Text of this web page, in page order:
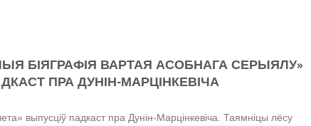
БІЯГРАФІЯ ВАРТАЯ АСОБНАГА СЕРЫЯЛУ»
ПРА ДУНІН-МАРЦІНКЕВІЧА
выпусціў падкаст пра Дунін-Марцінкевіча. Таямніцы лёсу